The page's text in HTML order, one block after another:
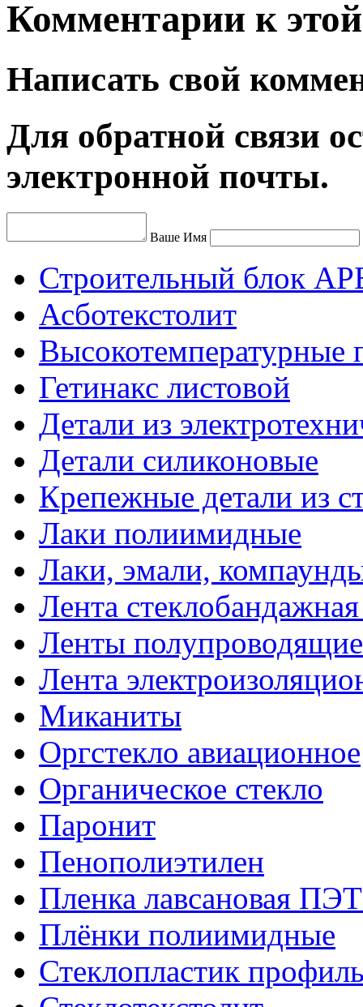
Комментарии к
Написать свой
Для обратной связи
электронной почты.
Ваше Имя
Строительный блок
Асботекстолит
Высокотемпературные
Гетинакс листовой
Детали из
Детали силиконовые
Крепежные детали из
Лаки полиимидные
Лаки, эмали,
Лента
Ленты
Лента
Миканиты
Оргстекло авиационное
Органическое стекло
Паронит
Пенополиэтилен
Пленка лавсановая
Плёнки полиимидные
Стеклопластик